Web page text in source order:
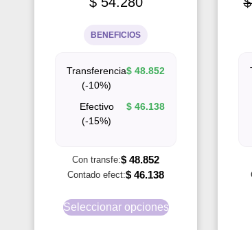
BENEFICIOS
Transferencia
(-10%)
$ 48.852
Efectivo
(-15%)
$ 46.138
Con transfe:$ 48.852
Contado efect:$ 46.138
Seleccionar opciones